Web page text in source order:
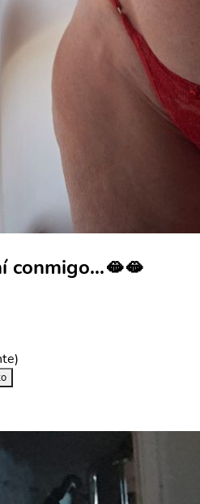
conmigo...🫦🫦